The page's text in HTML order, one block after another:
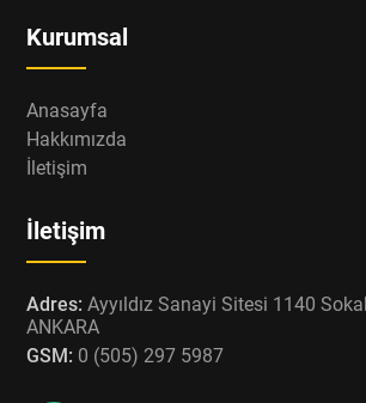
Kurumsal
Anasayfa
Hakkımızda
İletişim
İletişim
Adres: Ayyıldız Sanayi Sitesi 1140
ANKARA
GSM: 0 (505) 297 5987